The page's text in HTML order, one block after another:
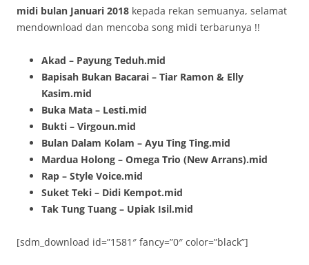
midi bulan Januari 2018 kepada rekan semuanya, selamat
mendownload dan mencoba song midi terbarunya !!
Akad – Payung Teduh.mid
Bapisah Bukan Bacarai – Tiar Ramon & Elly
Kasim.mid
Buka Mata – Lesti.mid
Bukti – Virgoun.mid
Bulan Dalam Kolam – Ayu Ting Ting.mid
Mardua Holong – Omega Trio (New Arrans).mid
Rap – Style Voice.mid
Suket Teki – Didi Kempot.mid
Tak Tung Tuang – Upiak Isil.mid
[sdm_download id=”1581″ fancy=”0″ color=”black”]